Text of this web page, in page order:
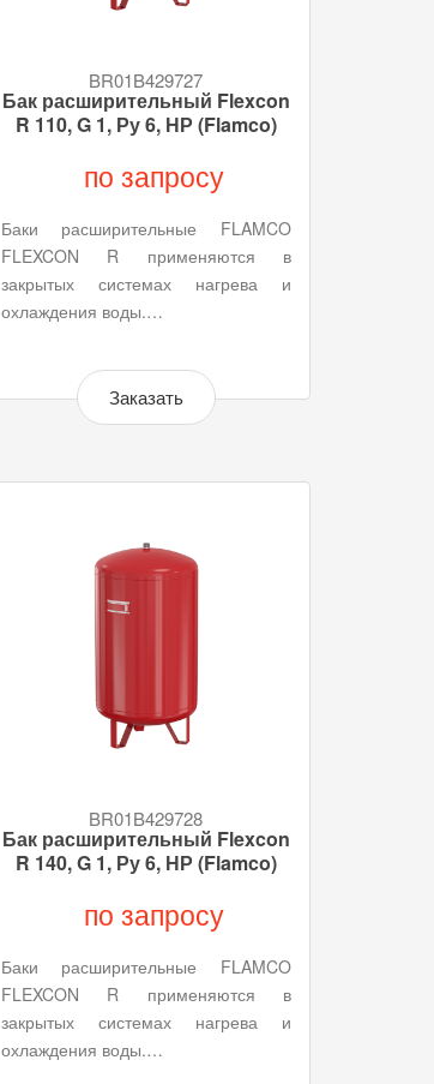
BR01B429727
Бак расширительный Flexcon
R 110, G 1, Ру 6, НР (Flamco)
по запросу
Баки расширительные FLAMCO
FLEXCON R применяются в
закрытых системах нагрева и
охлаждения воды.…
Заказать
BR01B429728
Бак расширительный Flexcon
R 140, G 1, Ру 6, НР (Flamco)
по запросу
Баки расширительные FLAMCO
FLEXCON R применяются в
закрытых системах нагрева и
охлаждения воды.…